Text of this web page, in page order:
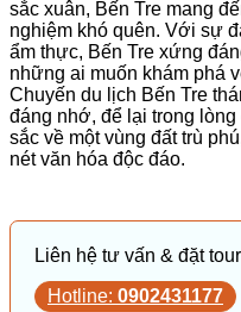
sắc xuân, Bến Tre mang
nghiệm khó quên. Với sự
ẩm thực, Bến Tre xứng
những ai muốn khám phá
Chuyến du lịch Bến Tre
đáng nhớ, để lại trong
sắc về một vùng đất trù
nét văn hóa độc đáo.
Liên hệ tư vấn & đặt
Hotline: 0902431177